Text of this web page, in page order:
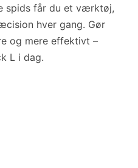
spids får du et værktøj,
hver gang. Gør
og mere effektivt –
L i dag.